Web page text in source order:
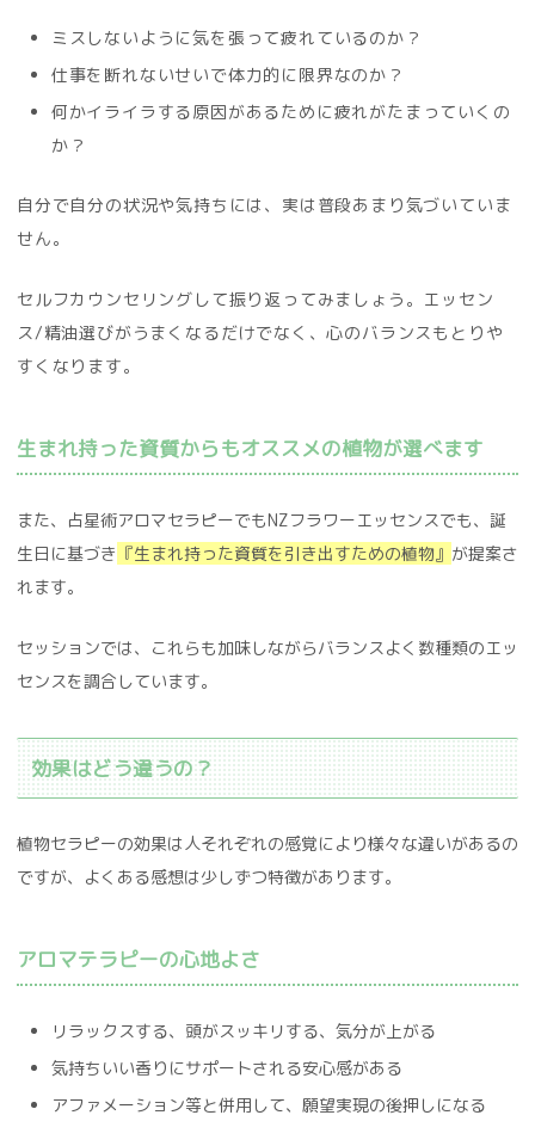
ミスしないように気を張って疲れているのか？
仕事を断れないせいで体力的に限界なのか？
何かイライラする原因があるために疲れがたまっていくの
か？
自分で自分の状況や気持ちには、実は普段あまり気づいていま
せん。
セルフカウンセリングして振り返ってみましょう。 エッセン
ス/精油選びがうまくなるだけでなく、心のバランスもとりや
すくなります。
生まれ持った資質からもオススメの植物が選べます
また、占星術アロマセラピーでもNZフラワーエッセンスでも、誕
生日に基づき 『生まれ持った資質を引き出すための植物』 が提案さ
れます。
セッションでは、これらも加味しながらバランスよく数種類のエッ
センスを調合しています。
効果はどう違うの？
植物セラピーの効果は人それぞれの感覚により様々な違いがあるの
ですが、よくある感想は少しずつ特徴があります。
アロマテラピーの心地よさ
リラックスする、頭がスッキリする、気分が上がる
気持ちいい香りにサポートされる安心感がある
アファメーション等と併用して、願望実現の後押しになる